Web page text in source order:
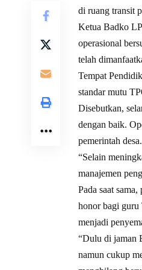
di ruang transit
Ketua Badko
operasional
telah
Tempat
standar mutu
Disebutkan,
dengan baik.
pemerintah desa.
“Selain
manajemen
Pada saat
honor bagi guru
menjadi
“Dulu di jaman
namun cukup